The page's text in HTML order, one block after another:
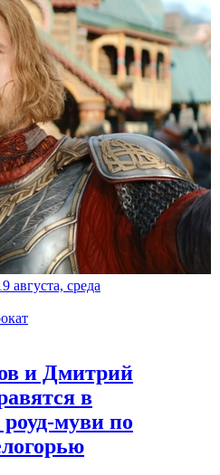
августа, среда
и Дмитрий
в
роуд-муви по